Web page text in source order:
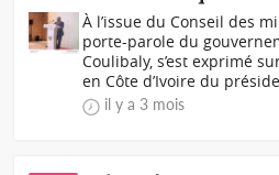
À l’issue du Conseil des
porte-parole du
Coulibaly, s’est exprimé
en Côte d’Ivoire du
il y a 3 mois